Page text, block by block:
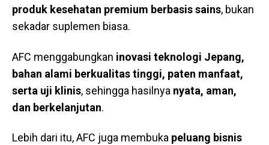
produk kesehatan premium berbasis sains, bukan
sekadar suplemen biasa.
AFC menggabungkan inovasi teknologi Jepang,
bahan alami berkualitas tinggi, paten manfaat,
serta uji klinis, sehingga hasilnya nyata, aman,
dan berkelanjutan.
Lebih dari itu, AFC juga membuka peluang bisnis